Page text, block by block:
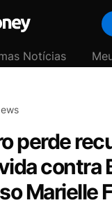
Notícias
perde
contra
Marielle